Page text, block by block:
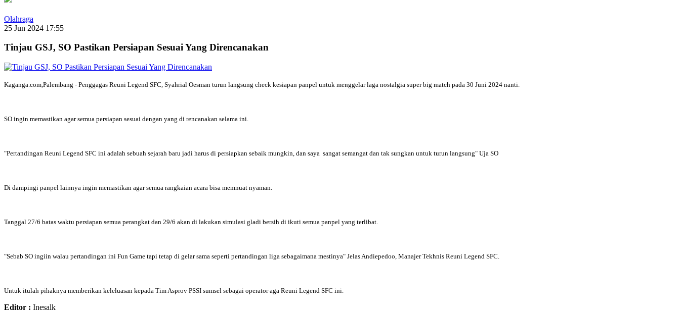
Olahraga
25 Jun 2024 17:55
Tinjau GSJ, SO Pastikan Persiapan Sesuai Yang Direncanakan
Kaganga.com,Palembang - Penggagas Reuni Legend SFC, Syahrial Oesman turun langsung check kesiapan panpel untuk menggelar laga nostalgia super big match pada 30 Juni 2024 nanti.
SO ingin memastikan agar semua persiapan sesuai dengan yang di rencanakan selama ini.
"Pertandingan Reuni Legend SFC ini adalah sebuah sejarah baru jadi harus di persiapkan sebaik mungkin, dan saya sangat semangat dan tak sungkan untuk turun langsung" Uja SO
Di dampingi panpel lainnya ingin memastikan agar semua rangkaian acara bisa memnuat nyaman.
Tanggal 27/6 batas waktu persiapan semua perangkat dan 29/6 akan di lakukan simulasi gladi bersih di ikuti semua panpel yang terlibat.
"Sebab SO ingiin walau pertandingan ini Fun Game tapi tetap di gelar sama seperti pertandingan liga sebagaimana mestinya" Jelas Andiepedoo, Manajer Tekhnis Reuni Legend SFC.
Untuk itulah pihaknya memberikan keleluasan kepada Tim Asprov PSSI sumsel sebagai operator aga Reuni Legend SFC ini.
Editor : Inesalk